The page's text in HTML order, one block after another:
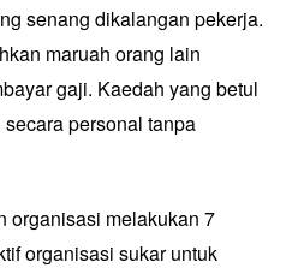
senang dikalangan pekerja.
maruah orang lain
gaji. Kaedah yang betul
personal tanpa
organisasi melakukan 7
organisasi sukar untuk